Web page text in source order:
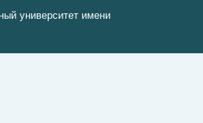
университет имени